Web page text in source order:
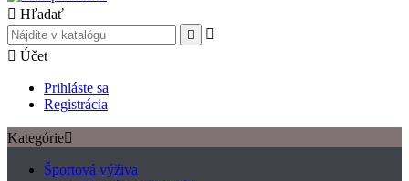
 Hľadať


 Účet
Prihláste sa
Registrácia
Kategórie
Športová výživa